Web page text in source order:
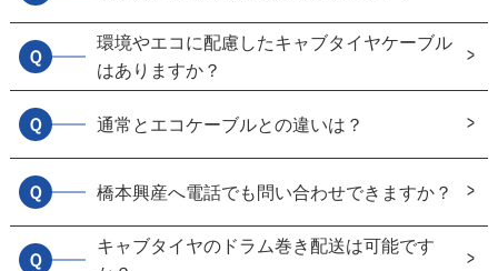
Ｑ
環境やエコに配慮したキャブタイヤケーブル
はありますか？
Ｑ 通常とエコケーブルとの違いは？
Ｑ 橋本興産へ電話でも問い合わせできますか？
Ｑ
キャブタイヤのドラム巻き配送は可能です